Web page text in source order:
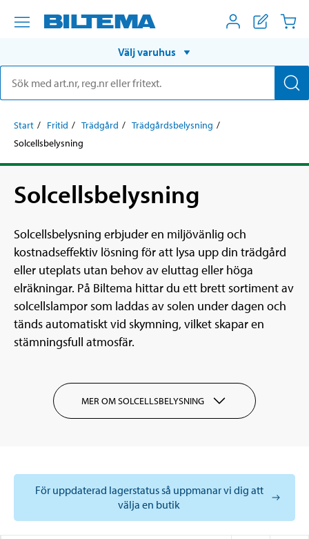
Välj varuhus
Start Fritid Trädgård
Trädgårdsbelysning
Solcellsbelysning
Solcellsbelysning
Solcellsbelysning erbjuder en miljövänlig och
kostnadseffektiv lösning för att lysa upp din trädgård
eller uteplats utan behov av eluttag eller höga
elräkningar. På Biltema hittar du ett brett sortiment av
solcellslampor som laddas av solen under dagen och
tänds automatiskt vid skymning, vilket skapar en
stämningsfull atmosfär.
MER OM SOLCELLSBELYSNING
För uppdaterad lagerstatus så uppmanar vi dig att
välja en butik